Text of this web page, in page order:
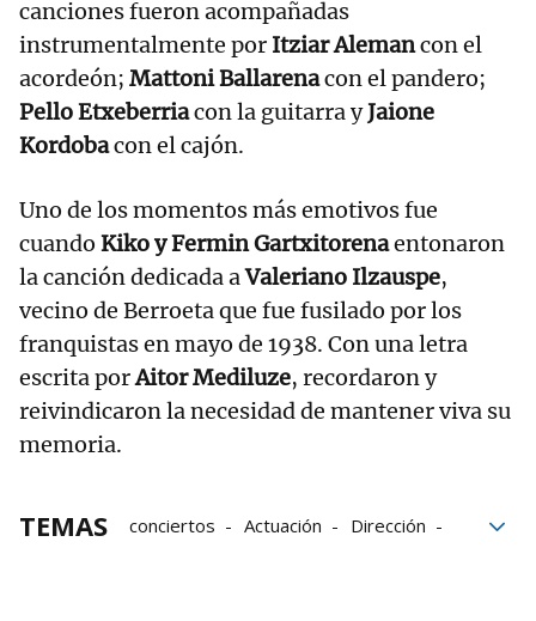
canciones fueron acompañadas
instrumentalmente por Itziar Alemancon el
acordeón; Mattoni Ballarenacon el pandero;
Pello Etxeberriacon la guitarra yJaione
Kordobacon el cajón.
Uno de los momentos más emotivos fue
cuando Kiko y Fermin Gartxitorenaentonaron
la canción dedicada aValeriano Ilzauspe,
vecino de Berroeta que fue fusilado por los
franquistas en mayo de 1938. Con una letra
escrita porAitor Mediluze, recordaron y
reivindicaron la necesidad de mantener viva su
memoria.
TEMAS conciertos Actuación
Dirección